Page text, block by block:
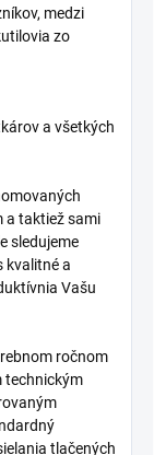
medzi
zo
a všetkých
a taktiež sami
sledujeme
kvalitné a
Vašu
ročnom
technickým
tlačených